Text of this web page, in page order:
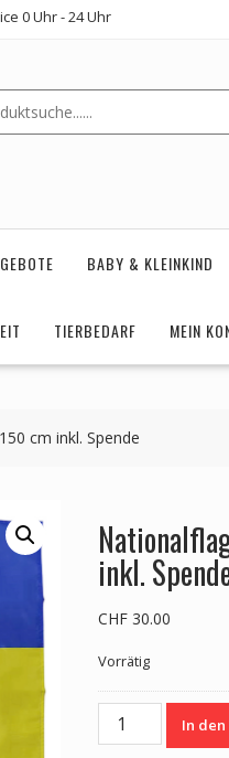
0 Uhr - 24 Uhr
BABY & KLEINKIND
TIERBEDARF MEIN
cm inkl. Spende
inkl.
CHF30.00
Vorrätig
Nationalflagge
In